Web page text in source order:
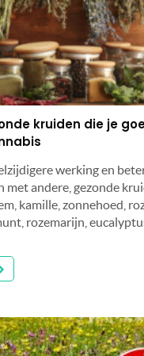
kruiden die je
werking en
met andere, gezonde
kamille, zonnehoed,
rozemarijn,